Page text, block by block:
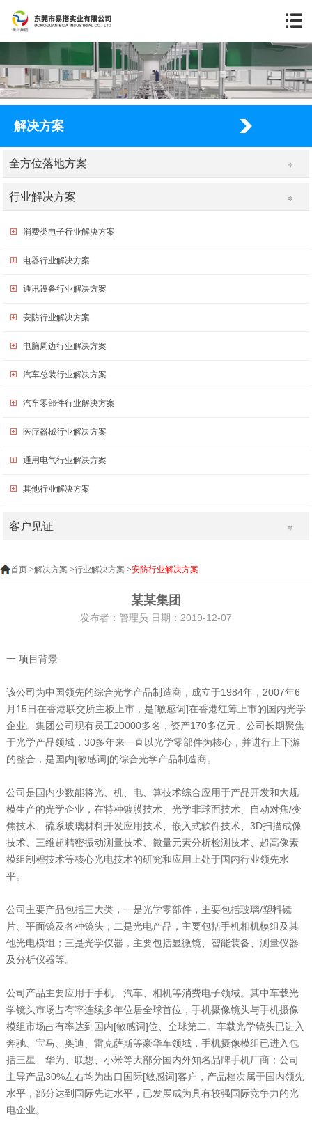
解决方案
全方位落地方案
行业解决方案
消费类电子行业解决方案
电器行业解决方案
通讯设备行业解决方案
安防行业解决方案
电脑周边行业解决方案
汽车总装行业解决方案
汽车零部件行业解决方案
医疗器械行业解决方案
通用电气行业解决方案
其他行业解决方案
客户见证
首页 >解决方案 >行业解决方案 >安防行业解决方案
某某集团
发布者：管理员 日期：2019-12-07
一.项目背景
该公司为中国领先的综合光学产品制造商，成立于1984年，2007年6
月15日在香港联交所主板上市，是[敏感词]在香港红筹上市的国内光学
企业。集团公司现有员工20000多名，资产170多亿元。公司长期聚焦
于光学产品领域，30多年来一直以光学零部件为核心，并进行上下游
的整合，是国内[敏感词]的综合光学产品制造商。
公司是国内少数能将光、机、电、算技术综合应用于产品开发和大规
模生产的光学企业，在特种镀膜技术、光学非球面技术、自动对焦/变
焦技术、硫系玻璃材料开发应用技术、嵌入式软件技术、3D扫描成像
技术、三维超精密振动测量技术、微量元素分析检测技术、超高像素
模组制程技术等核心光电技术的研究和应用上处于国内行业领先水
平。
公司主要产品包括三大类，一是光学零部件，主要包括玻璃/塑料镜
片、平面镜及各种镜头；二是光电产品，主要包括手机相机模组及其
他光电模组；三是光学仪器，主要包括显微镜、智能装备、测量仪器
及分析仪器等。
公司产品主要应用于手机、汽车、相机等消费电子领域。其中车载光
学镜头市场占有率连续多年位居全球首位，手机摄像镜头与手机摄像
模组市场占有率达到国内[敏感词]位、全球第二。车载光学镜头已进入
奔驰、宝马、奥迪、雷克萨斯等豪华车领域，手机摄像模组已进入包
括三星、华为、联想、小米等大部分国内外知名品牌手机厂商；公司
主导产品30%左右均为出口国际[敏感词]客户，产品档次属于国内领先
水平，部分达到国际先进水平，已发展成为具有较强国际竞争力的光
电企业。